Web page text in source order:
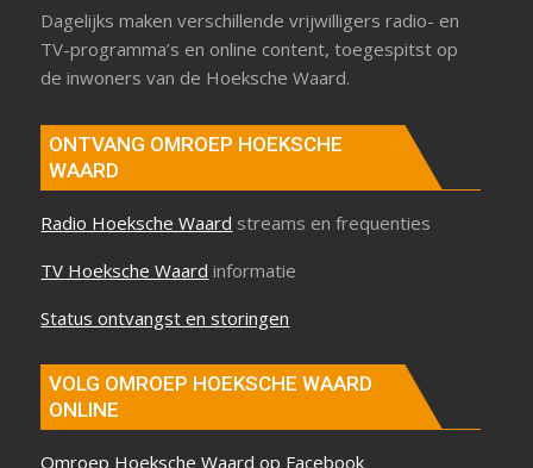
Dagelijks maken verschillende vrijwilligers radio- en
TV-programma’s en online content, toegespitst op
de inwoners van de Hoeksche Waard.
ONTVANG OMROEP HOEKSCHE
WAARD
Radio Hoeksche Waard streams en frequenties
TV Hoeksche Waard informatie
Status ontvangst en storingen
VOLG OMROEP HOEKSCHE WAARD
ONLINE
Omroep Hoeksche Waard op Facebook